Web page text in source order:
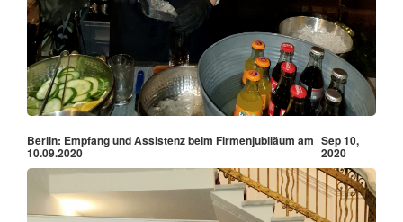
Berlin: Empfang und Assistenz beim Firmenjubiläum am
10.09.2020
Sep 10,
2020